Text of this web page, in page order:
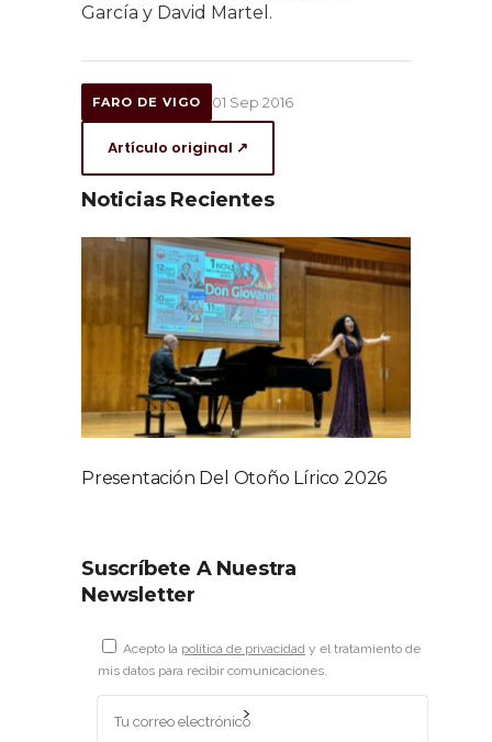
García y David Martel.
FARO DE VIGO 01 Sep 2016
Artículo original ↗
Noticias Recientes
Presentación Del Otoño Lírico 2026
Suscríbete A Nuestra
Newsletter
Acepto la política de privacidad y el tratamiento de
mis datos para recibir comunicaciones.